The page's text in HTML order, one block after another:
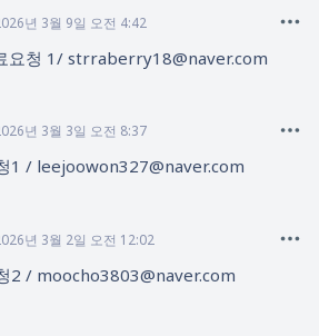
년 3월 9일 오전 4:42
요청 1/ strraberry18@naver.com
년 3월 3일 오전 8:37
1 / leejoowon327@naver.com
년 3월 2일 오전 12:02
2 / moocho3803@naver.com